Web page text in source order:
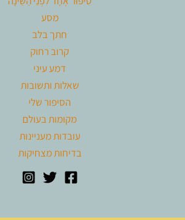
מסע
חתך בלב
קרוב רחוק
דמע עיני
שאלות ותשובות
הסיפור שלי
מקומות בעולם
עובדות מעניינות
בדיחות מצחיקות